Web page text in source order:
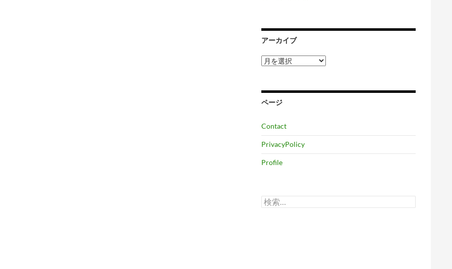
アーカイブ
ア
ー
ブ
ページ
Contact
PrivacyPolicy
Profile
検
索: